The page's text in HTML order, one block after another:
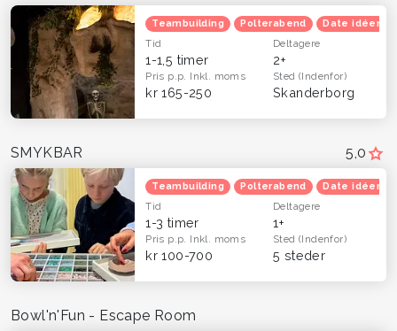
Teambuilding Polterabend Date idéer
Tid
1-1,5 timer
Deltagere
2+
Pris p.p. Inkl. moms
kr 165-250
Sted(Indenfor)
Skanderborg
5,0
SMYKBAR
Teambuilding Polterabend Date idéer
Tid
1-3 timer
Deltagere
1+
Pris p.p. Inkl. moms
kr 100-700
Sted(Indenfor)
5 steder
Bowl'n'Fun - Escape Room